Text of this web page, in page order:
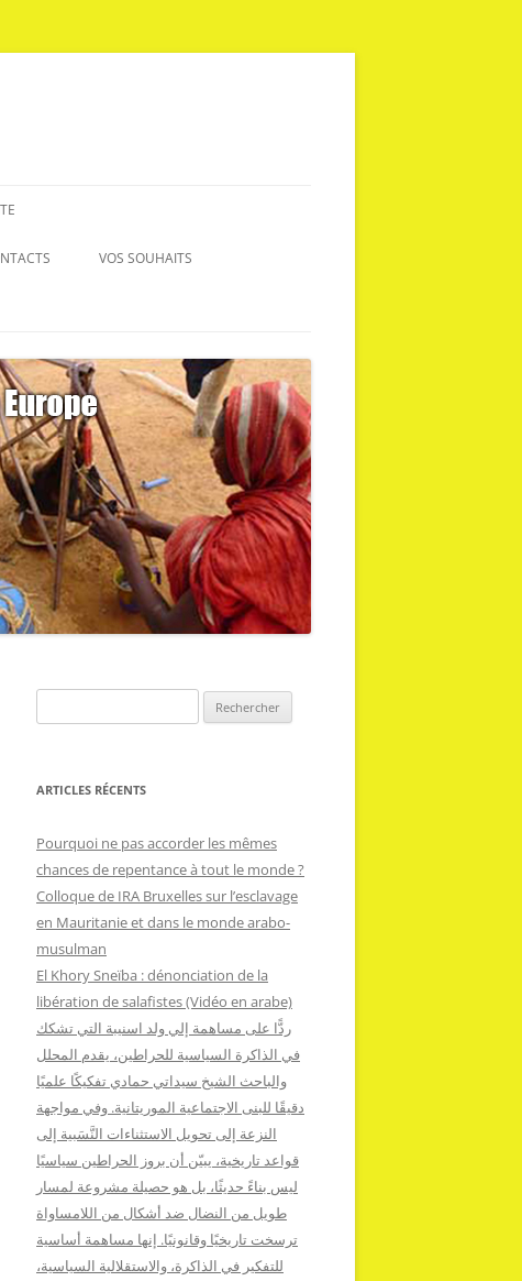
VOS SOUHAITS
e
h
r
h
:
ARTICLES RÉCENTS
Pourquoi ne pas accorder les mêmes
chances de repentance à tout le monde ?
Colloque de IRA Bruxelles sur l’esclavage
en Mauritanie et dans le monde arabo-
musulman
El Khory Sneïba : dénonciation de la
libération de salafistes (Vidéo en arabe)
ردًّا على مساهمة إلي ولد اسنيبة التي تشكك
في الذاكرة السياسية للحراطين، يقدم المحلل
والباحث الشيخ سيداتي حمادي تفكيكًا علميًا
دقيقًا للبنى الاجتماعية الموريتانية. وفي مواجهة
النزعة إلى تحويل الاستثناءات النَّسَبية إلى
قواعد تاريخية، يبيّن أن بروز الحراطين سياسيًا
ليس بناءً حديثًا، بل هو حصيلة مشروعة لمسار
طويل من النضال ضد أشكال من اللامساواة
ترسخت تاريخيًا وقانونيًا. إنها مساهمة أساسية
للتفكير في الذاكرة، والاستقلالية السياسية،